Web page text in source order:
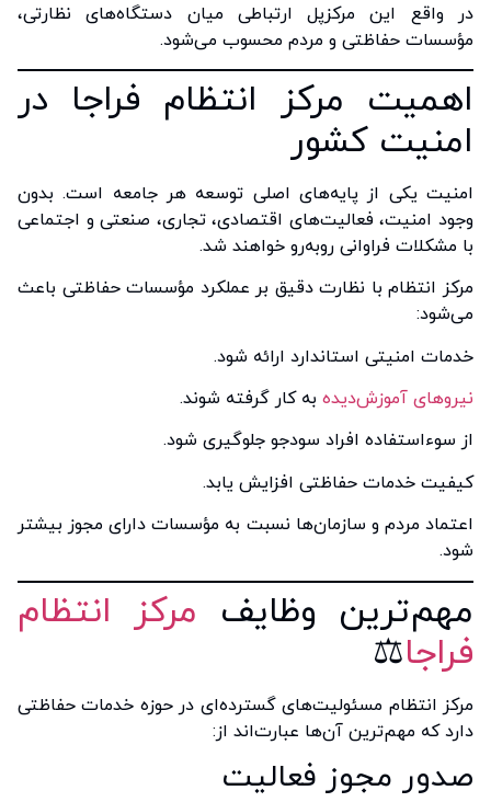
در واقع این مرکزپل ارتباطی میان دستگاه‌های نظارتی،
مؤسسات حفاظتی و مردم محسوب می‌شود.
اهمیت مرکز انتظام فراجا در
امنیت کشور
امنیت یکی از پایه‌های اصلی توسعه هر جامعه است. بدون
وجود امنیت، فعالیت‌های اقتصادی، تجاری، صنعتی و اجتماعی
با مشکلات فراوانی روبه‌رو خواهند شد.
مرکز انتظام با نظارت دقیق بر عملکرد مؤسسات حفاظتی باعث
می‌شود:
خدمات امنیتی استاندارد ارائه شود.
نیروهای آموزش‌دیده به کار گرفته شوند.
از سوءاستفاده افراد سودجو جلوگیری شود.
کیفیت خدمات حفاظتی افزایش یابد.
اعتماد مردم و سازمان‌ها نسبت به مؤسسات دارای مجوز بیشتر
شود.
مهم‌ترین وظایف مرکز انتظام
فراجا⚖️
مرکز انتظام مسئولیت‌های گسترده‌ای در حوزه خدمات حفاظتی
دارد که مهم‌ترین آن‌ها عبارت‌اند از:
صدور مجوز فعالیت